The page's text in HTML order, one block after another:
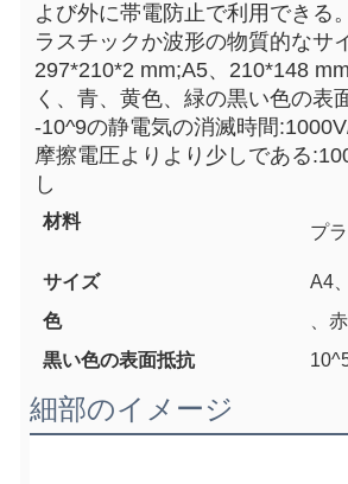
よび外に帯電防止で利用できる
ラスチックか波形の物質的なサ
297*210*2 mm;A5、210*148
く、青、黄色、緑の黒い色の表
-10^9の静電気の消滅時間
摩擦電圧よりより少しである
し
材料
プ
サイズ
A4
色
、
黒い色の表面抵抗
細部のイメージ